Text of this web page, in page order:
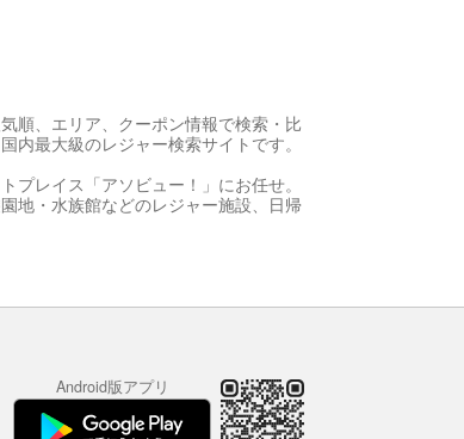
順、エリア、クーポン情報で検索・比
最大級のレジャー検索サイトです。
プレイス「アソビュー！」にお任せ。
地・水族館などのレジャー施設、日帰
Android版アプリ